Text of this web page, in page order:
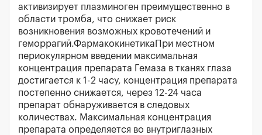
активизирует плазминоген преимущественно в
области тромба, что снижает риск
возникновения возможных кровотечений и
геморрагий.ФармакокинетикаПри местном
периокулярном введении максимальная
концентрация препарата Гемаза в тканях глаза
достигается к 1-2 часу, концентрация препарата
постепенно снижается, через 12-24 часа
препарат обнаруживается в следовых
количествах. Максимальная концентрация
препарата определяется во внутриглазных